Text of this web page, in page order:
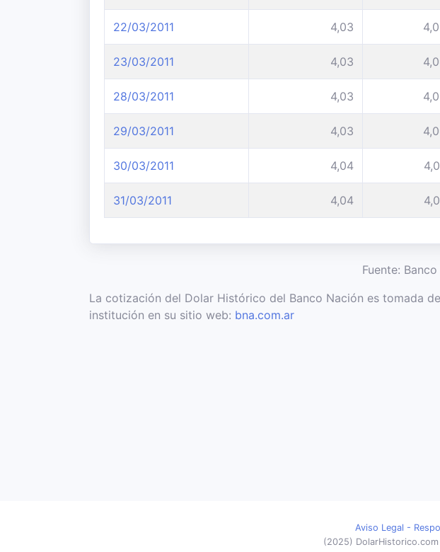
22/03/2011 4,03
23/03/2011 4,03
28/03/2011 4,03
29/03/2011 4,03
30/03/2011 4,04
31/03/2011 4,04
Fuente:
La cotización del Dolar Histórico del Banco Nación es tomada
institución en su sitio web: bna.com.ar
Aviso Legal -
(2025) DolarHistorico.com